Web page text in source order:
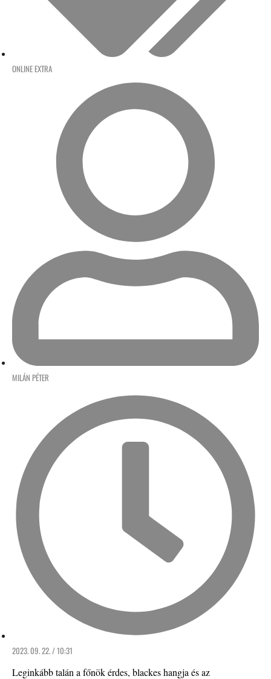
ONLINE EXTRA
MILÁN PÉTER
2023. 09. 22. / 10:31
Leginkább talán a főnök érdes, blackes hangja és az